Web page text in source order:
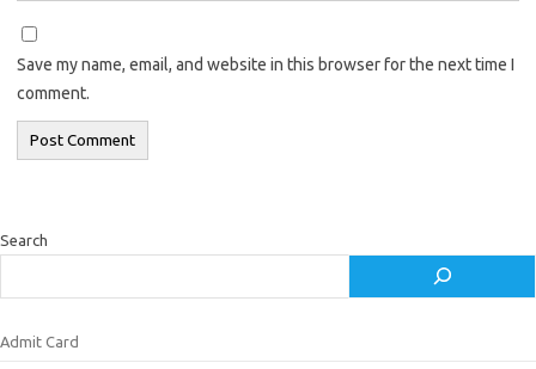
Save my name, email, and website in this browser for the next time I
comment.
Search
Admit Card